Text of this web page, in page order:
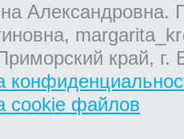
Александровна.
край,
cookie файлов